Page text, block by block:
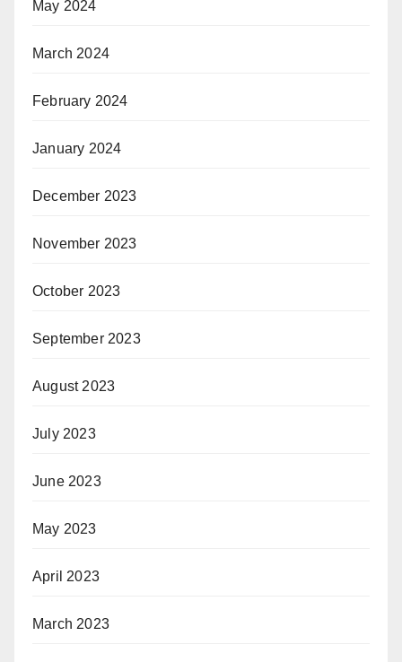
May 2024
March 2024
February 2024
January 2024
December 2023
November 2023
October 2023
September 2023
August 2023
July 2023
June 2023
May 2023
April 2023
March 2023